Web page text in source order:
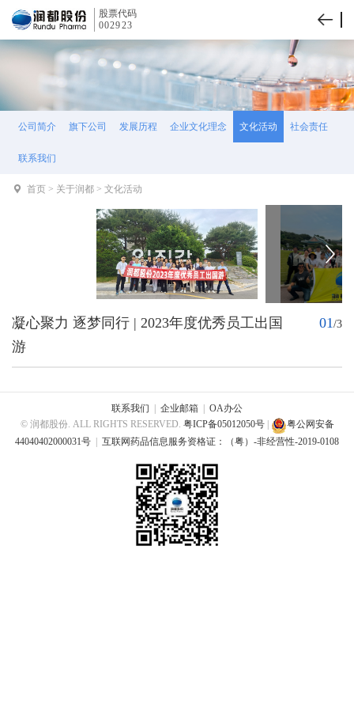
股票代码
002923
公司简介 旗下公司 发展历程 企业文化理念 文化活动 社会责任
联系我们
首页 > 关于润都 > 文化活动
凝心聚力 逐梦同行 | 2023年度优秀员工出国
游
01/3
联系我们 企业邮箱
OA办公
© 润都股份. ALL RIGHTS RESERVED. 粤ICP备05012050号|
粤公网安备
44040402000031号 | 互联网药品信息服务资格证：（粤）-非经营性-2019-0108